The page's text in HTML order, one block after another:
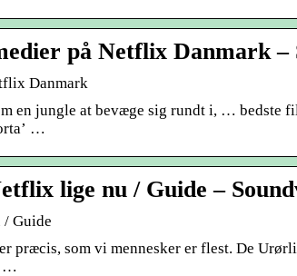
på Netflix Danmark
Danmark
en jungle at bevæge sig rundt i, … bedste
…
lige nu / Guide –
Guide
præcis, som vi mennesker er flest. De
…